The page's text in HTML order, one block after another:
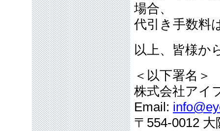
場合、
代引き手数料
以上、皆様か
＜以下署名＞
株式会社アイ
Email:
〒554-0012